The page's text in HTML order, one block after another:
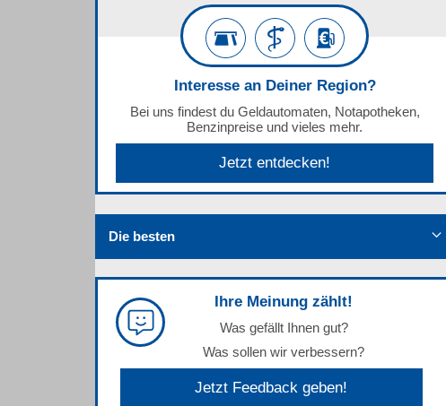
Interesse an Deiner Region?
Bei uns findest du Geldautomaten, Notapotheken,
Benzinpreise und vieles mehr.
Jetzt entdecken!
Die besten
Ihre Meinung zählt!
Was gefällt Ihnen gut?
Was sollen wir verbessern?
Jetzt Feedback geben!